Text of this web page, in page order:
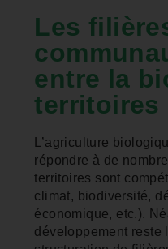
Les
entre la
territoires
L’agriculture
répondre à de
territoires sont
climat, biodiversité,
économique, etc.).
développement reste